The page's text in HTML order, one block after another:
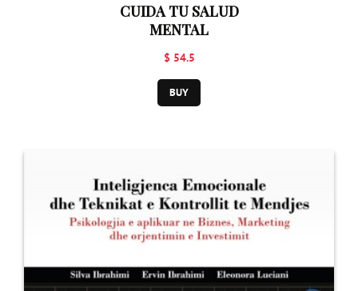
CUIDA TU SALUD
MENTAL
$ 54.5
BUY